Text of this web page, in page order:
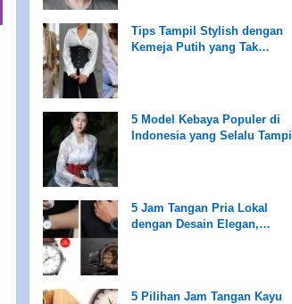
Tips Tampil Stylish dengan
Kemeja Putih yang Tak
5 Model Kebaya Populer di
Indonesia yang Selalu Tampil
5 Jam Tangan Pria Lokal
dengan Desain Elegan,
5 Pilihan Jam Tangan Kayu